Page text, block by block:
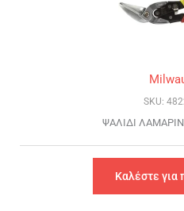
SKU:
ΨΑΛΙΔΙ
Καλέστε για